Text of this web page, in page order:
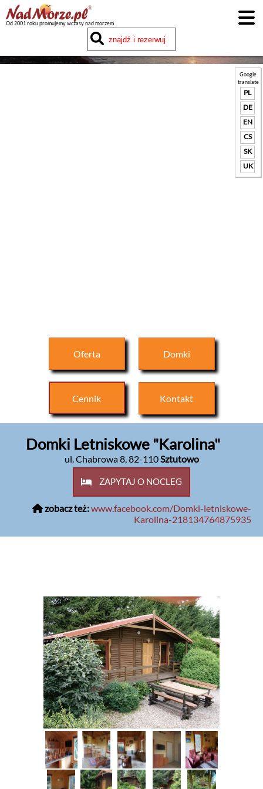
Od 2001 roku promujemy wczasy nad morzem
Google
translate
PL
DE
EN
CS
SK
UK
Oferta Domki
Cennik Kontakt
Domki Letniskowe "Karolina"
ul. Chabrowa 8,82-110Sztutowo
ZAPYTAJ O NOCLEG
zobacz też:www.facebook.com/Domki-letniskowe-
Karolina-218134764875935